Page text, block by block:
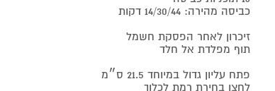
כביסה מהירה: 14/30/44 דקות
זיכרון לאחר הפסקת חשמל
תוף מפלדת אל חלד
פתח עליון גדול במיוחד 21.5 ס״מ
לחצן בחירת רמת לכלוך